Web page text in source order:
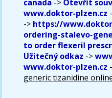
canada -> Otevřít
www.doktor-plzen.cz
-> https://
ordering-stalevo-
to order flexeril
Užitečný odkaz ->
www.doktor-plzen.cz
generic tizanidine